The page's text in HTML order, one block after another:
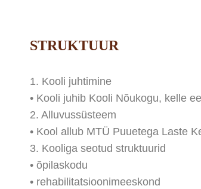
STRUKTUUR
1. Kooli juhtimine
• Kooli juhib Kooli Nõukogu, kelle
2. Alluvussüsteem
• Kool allub MTÜ Puuetega Laste
3. Kooliga seotud struktuurid
• õpilaskodu
• rehabilitatsioonimeeskond